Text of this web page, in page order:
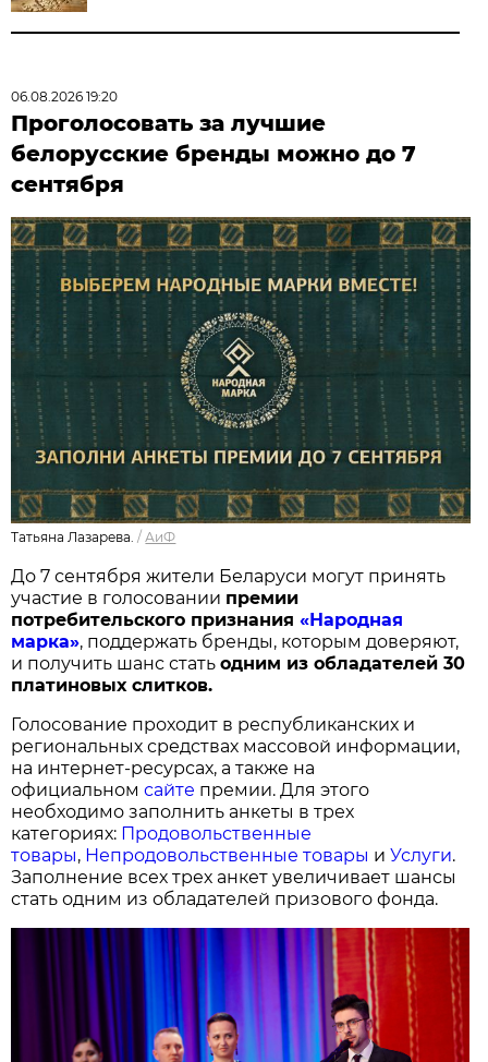
06.08.2026 19:20
Проголосовать за лучшие
белорусские бренды можно до 7
сентября
Татьяна Лазарева. /АиФ
До 7 сентября жители Беларуси могут принять
участие в голосовании премии
потребительского признания«Народная
марка», поддержать бренды, которым доверяют,
и получить шанс статьодним из обладателей 30
платиновых слитков.
Голосование проходит в республиканских и
региональных средствах массовой информации,
на интернет-ресурсах, а также на
официальномсайте премии. Для этого
необходимо заполнить анкеты в трех
категориях: Продовольственные
товары, Непродовольственные товары иУслуги.
Заполнение всех трех анкет увеличивает шансы
стать одним из обладателей призового фонда.